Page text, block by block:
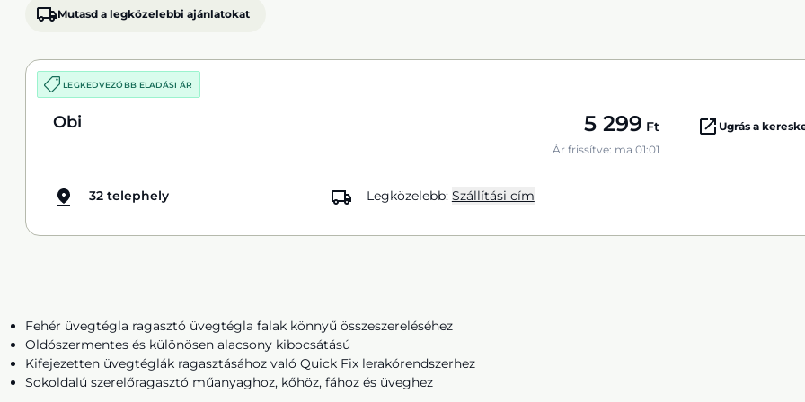
Mutasd a legközelebbi ajánlatokat
LEGKEDVEZŐBB ELADÁSI ÁR
Obi 5 299 Ft
Ár frissítve: ma 01:01
Ugrás a
32 telephely Legközelebb: Szállítási cím
Fehér üvegtégla ragasztó üvegtégla falak könnyű összeszereléséhez
Oldószermentes és különösen alacsony kibocsátású
Kifejezetten üvegtéglák ragasztásához való Quick Fix lerakórendszerhez
Sokoldalú szerelőragasztó műanyaghoz, kőhöz, fához és üveghez